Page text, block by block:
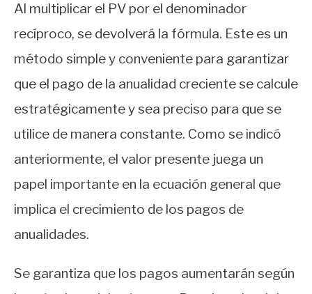
Al multiplicar el PV por el denominador
recíproco, se devolverá la fórmula. Este es un
método simple y conveniente para garantizar
que el pago de la anualidad creciente se calcule
estratégicamente y sea preciso para que se
utilice de manera constante. Como se indicó
anteriormente, el valor presente juega un
papel importante en la ecuación general que
implica el crecimiento de los pagos de
anualidades.
Se garantiza que los pagos aumentarán según